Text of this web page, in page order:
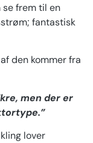
se frem til en
fantastisk
den kommer fra
men der er
lover